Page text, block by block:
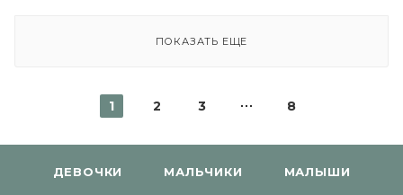
ПОКАЗАТЬ ЕЩЕ
1 2 3 8
ДЕВОЧКИ МАЛЬЧИКИ МАЛЫШИ